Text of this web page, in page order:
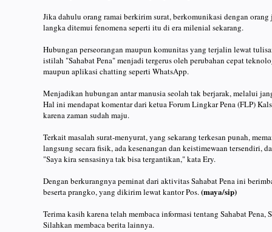
Jika dahulu orang ramai berkirim surat, berkomunikasi dengan orang
langka ditemui fenomena seperti itu di era milenial sekarang.
Hubungan perseorangan maupun komunitas yang terjalin lewat
istilah "Sahabat Pena" menjadi tergerus oleh perubahan cepat
maupun aplikasi chatting seperti WhatsApp.
Menjadikan hubungan antar manusia seolah tak berjarak, melalui
Hal ini mendapat komentar dari ketua Forum Lingkar Pena (FLP)
karena zaman sudah maju.
Terkait masalah surat-menyurat, yang sekarang terkesan punah,
langsung secara fisik, ada kesenangan dan keistimewaan tersendiri,
"Saya kira sensasinya tak bisa tergantikan," kata Ery.
Dengan berkurangnya peminat dari aktivitas Sahabat Pena ini
beserta prangko, yang dikirim lewat kantor Pos.(maya/sip)
Terima kasih karena telah membaca informasi tentang Sahabat
Silahkan membaca berita lainnya.